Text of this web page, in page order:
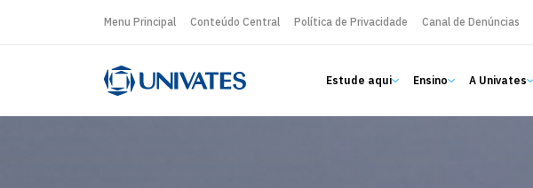
Menu Principal Conteúdo Central Política de Privacidade Canal de Denúncias
Estude aqui Ensino A Univates